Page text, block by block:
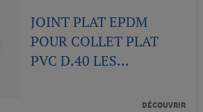
JOINT PLAT EPDM
POUR COLLET PLAT
PVC D.40 LES...
DÉCOUVRIR